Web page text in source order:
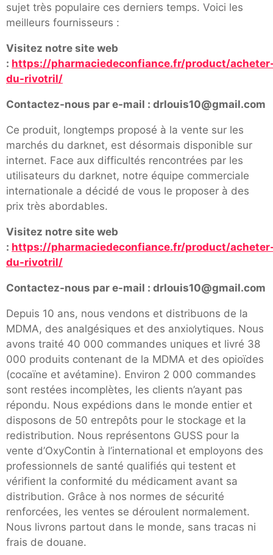
sujet très populaire ces derniers temps. Voici les
meilleurs fournisseurs :
Visitez notre site web
: https://pharmaciedeconfiance.fr/product/
du-rivotril/
Contactez-nous par e-mail : drlouis10@gmail.com
Ce produit, longtemps proposé à la vente sur les
marchés du darknet, est désormais disponible sur
internet. Face aux difficultés rencontrées par les
utilisateurs du darknet, notre équipe commerciale
internationale a décidé de vous le proposer à des
prix très abordables.
Visitez notre site web
: https://pharmaciedeconfiance.fr/product/
du-rivotril/
Contactez-nous par e-mail : drlouis10@gmail.com
Depuis 10 ans, nous vendons et distribuons de la
MDMA, des analgésiques et des anxiolytiques. Nous
avons traité 40 000 commandes uniques et livré 38
000 produits contenant de la MDMA et des opioïdes
(cocaïne et avétamine). Environ 2 000 commandes
sont restées incomplètes, les clients n’ayant pas
répondu. Nous expédions dans le monde entier et
disposons de 50 entrepôts pour le stockage et la
redistribution. Nous représentons GUSS pour la
vente d’OxyContin à l’international et employons des
professionnels de santé qualifiés qui testent et
vérifient la conformité du médicament avant sa
distribution. Grâce à nos normes de sécurité
renforcées, les ventes se déroulent normalement.
Nous livrons partout dans le monde, sans tracas ni
frais de douane.